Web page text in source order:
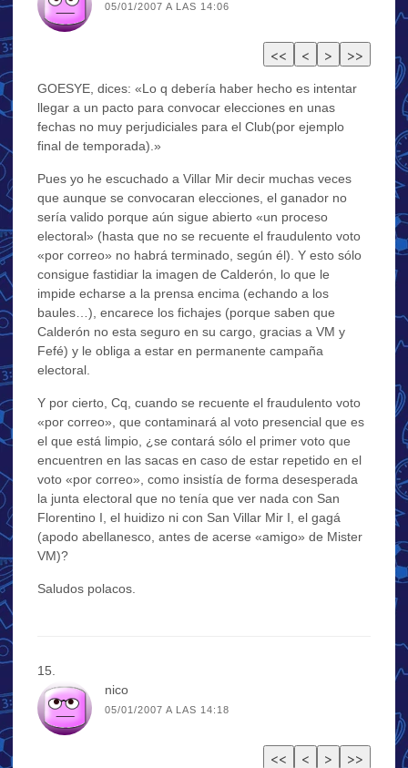
05/01/2007 A LAS 14:06
GOESYE, dices: «Lo q debería haber hecho es intentar
llegar a un pacto para convocar elecciones en unas
fechas no muy perjudiciales para el Club(por ejemplo
final de temporada).»
Pues yo he escuchado a Villar Mir decir muchas veces
que aunque se convocaran elecciones, el ganador no
sería valido porque aún sigue abierto «un proceso
electoral» (hasta que no se recuente el fraudulento voto
«por correo» no habrá terminado, según él). Y esto sólo
consigue fastidiar la imagen de Calderón, lo que le
impide echarse a la prensa encima (echando a los
baules…), encarece los fichajes (porque saben que
Calderón no esta seguro en su cargo, gracias a VM y
Fefé) y le obliga a estar en permanente campaña
electoral.
Y por cierto, Cq, cuando se recuente el fraudulento voto
«por correo», que contaminará al voto presencial que es
el que está limpio, ¿se contará sólo el primer voto que
encuentren en las sacas en caso de estar repetido en el
voto «por correo», como insistía de forma desesperada
la junta electoral que no tenía que ver nada con San
Florentino I, el huidizo ni con San Villar Mir I, el gagá
(apodo abellanesco, antes de acerse «amigo» de Mister
VM)?
Saludos polacos.
nico
05/01/2007 A LAS 14:18